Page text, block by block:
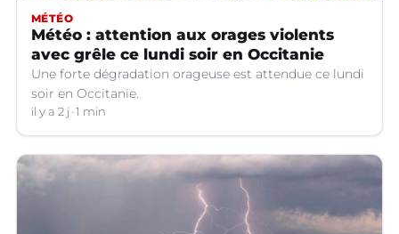
MÉTÉO
Météo : attention aux orages violents
avec grêle ce lundi soir en Occitanie
Une forte dégradation orageuse est attendue ce lundi
soir en Occitanie.
il y a 2 j 1 min